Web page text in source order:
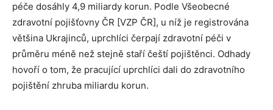
péče dosáhly 4,9 miliardy korun. Podle Všeobecné
zdravotní pojišťovny ČR [VZP ČR], u níž je registrována
většina Ukrajinců, uprchlíci čerpají zdravotní péči v
průměru méně než stejně staří čeští pojištěnci. Odhady
hovoří o tom, že pracující uprchlíci dali do zdravotního
pojištění zhruba miliardu korun.